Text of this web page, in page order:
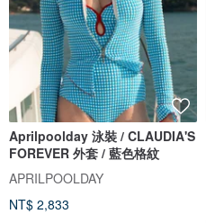
Aprilpoolday 泳裝 / CLAUDIA'S
FOREVER 外套 / 藍色格紋
APRILPOOLDAY
NT$ 2,833